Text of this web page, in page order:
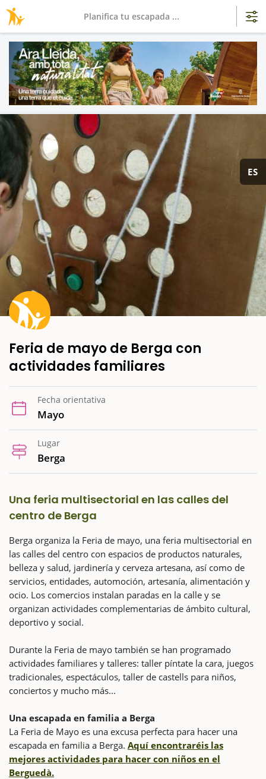
ES
Feria de mayo de Berga con
actividades familiares
Fecha orientativa
Mayo
Lugar
Berga
Una feria multisectorial en las calles del
centro de Berga
Berga organiza la Feria de mayo, una feria multisectorial en
las calles del centro con espacios de productos naturales,
belleza y salud, jardinería y cerveza artesana, así como de
servicios, entidades, automoción, artesanía, alimentación y
ocio. Los comercios instalan paradas en la calle y se
organizan actividades complementarias de ámbito cultural,
deportivo y social.
Durante la Feria de mayo también se han programado
actividades familiares y talleres: taller píntate la cara, juegos
tradicionales, espectáculos, taller de castells para niños,
conciertos y mucho más...
Una escapada en familia a Berga
La Feria de Mayo es una excusa perfecta para hacer una
escapada en familia a Berga. Aquí encontraréis las
mejores actividades para hacer con niños en el
Berguedà.
Planifica tu escapada ...